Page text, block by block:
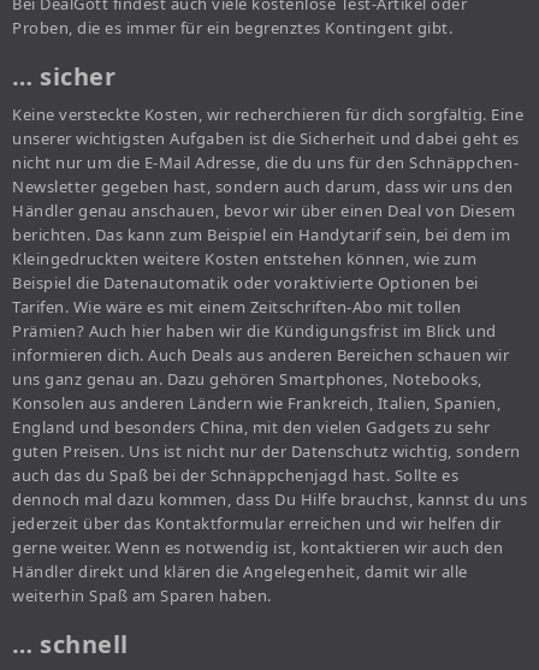
Proben, die es immer für ein begrenztes Kontingent gibt.
… sicher
Keine versteckte Kosten, wir recherchieren für dich sorgfältig. Eine
unserer wichtigsten Aufgaben ist die Sicherheit und dabei geht es
nicht nur um die E-Mail Adresse, die du uns für den Schnäppchen-
Newsletter gegeben hast, sondern auch darum, dass wir uns den
Händler genau anschauen, bevor wir über einen Deal von Diesem
berichten. Das kann zum Beispiel ein Handytarif sein, bei dem im
Kleingedruckten weitere Kosten entstehen können, wie zum
Beispiel die Datenautomatik oder voraktivierte Optionen bei
Tarifen. Wie wäre es mit einem Zeitschriften-Abo mit tollen
Prämien? Auch hier haben wir die Kündigungsfrist im Blick und
informieren dich. Auch Deals aus anderen Bereichen schauen wir
uns ganz genau an. Dazu gehören Smartphones, Notebooks,
Konsolen aus anderen Ländern wie Frankreich, Italien, Spanien,
England und besonders China, mit den vielen Gadgets zu sehr
guten Preisen. Uns ist nicht nur der Datenschutz wichtig, sondern
auch das du Spaß bei der Schnäppchenjagd hast. Sollte es
dennoch mal dazu kommen, dass Du Hilfe brauchst, kannst du uns
jederzeit über das Kontaktformular erreichen und wir helfen dir
gerne weiter. Wenn es notwendig ist, kontaktieren wir auch den
Händler direkt und klären die Angelegenheit, damit wir alle
weiterhin Spaß am Sparen haben.
… schnell